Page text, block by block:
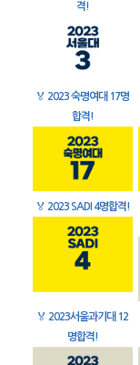
격!
🏅 2023 숙명여대 17명
합격!
🏅 2023 SADI 4명합격!
🏅 2023서울과기대 12
명합격!